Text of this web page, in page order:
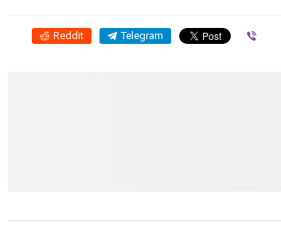
Reddit Telegram